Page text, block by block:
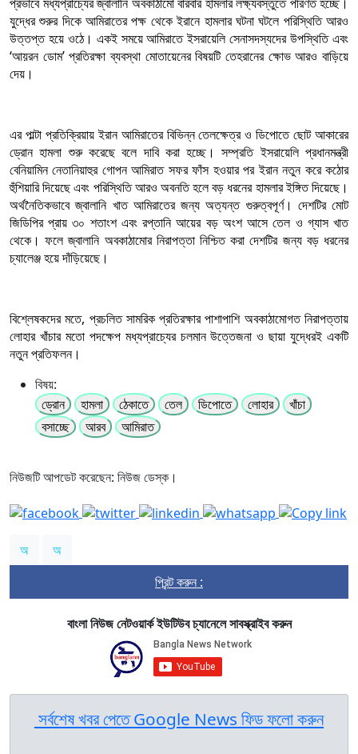
যুদ্ধের শুরুর দিকে আমিরাতের পক্ষ থেকে ইরানে হামলার ঘটনা ঘটলে পরিস্থিতি আরও
উত্তপ্ত হয়ে ওঠে। একই সময়ে আমিরাতে ইসরায়েলি সেনাসদস্যদের উপস্থিতি এবং
‘আয়রন ডোম’ প্রতিরক্ষা ব্যবস্থা মোতায়েনের বিষয়টি তেহরানের ক্ষোভ আরও বাড়িয়ে
দেয়।
এর পাল্টা প্রতিক্রিয়ায় ইরান আমিরাতের বিভিন্ন তেলক্ষেত্র ও ডিপোতে ছোট আকারের
ড্রোন হামলা শুরু করেছে বলে দাবি করা হচ্ছে। সম্প্রতি ইসরায়েলি প্রধানমন্ত্রী
বেনিয়ামিন নেতানিয়াহুর গোপন আমিরাত সফর ফাঁস হওয়ার পর ইরান নতুন করে কঠোর
হুঁশিয়ারি দিয়েছে এবং পরিস্থিতি আরও অবনতি হলে বড় ধরনের হামলার ইঙ্গিত দিয়েছে।
অর্থনৈতিকভাবে জ্বালানি খাত আমিরাতের জন্য অত্যন্ত গুরুত্বপূর্ণ। দেশটির মোট
জিডিপির প্রায় ৩০ শতাংশ এবং রপ্তানি আয়ের বড় অংশ আসে তেল ও গ্যাস খাত
থেকে। ফলে জ্বালানি অবকাঠামোর নিরাপত্তা নিশ্চিত করা দেশটির জন্য বড় ধরনের
চ্যালেঞ্জ হয়ে দাঁড়িয়েছে।
বিশ্লেষকদের মতে, প্রচলিত সামরিক প্রতিরক্ষার পাশাপাশি অবকাঠামোগত নিরাপত্তায়
লোহার খাঁচার মতো পদক্ষেপ মধ্যপ্রাচ্যের চলমান উত্তেজনা ও ছায়া যুদ্ধেরই একটি
নতুন প্রতিফলন।
বিষয়:
ড্রোন
হামলা ঠেকাতে তেল ডিপোতে লোহার
খাঁচা
বসাচ্ছে
আরব আমিরাত
নিউজটি আপডেট করেছেন: নিউজ ডেস্ক।
অ
অ
প্রিন্ট করুন :
বাংলা নিউজ নেটওয়ার্ক ইউটিউব চ্যানেলে সাবস্ক্রাইব করুন
সর্বশেষ খবর পেতে Google News ফিড ফলো করুন